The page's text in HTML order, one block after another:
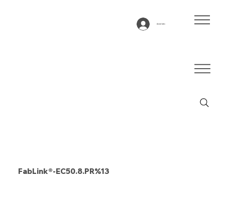
Anmelden
FabLink®-EC50.8.PR%13